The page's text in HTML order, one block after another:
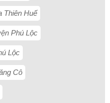
Thiên Huế
Phú Lộc
Lộc
Cô